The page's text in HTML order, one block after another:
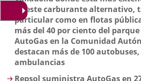
de este carburante alternativo,
particular como en flotas
más del 40 por ciento del
AutoGas en la Comunidad
destacan más de 100
ambulancias
Repsol suministra AutoGas en